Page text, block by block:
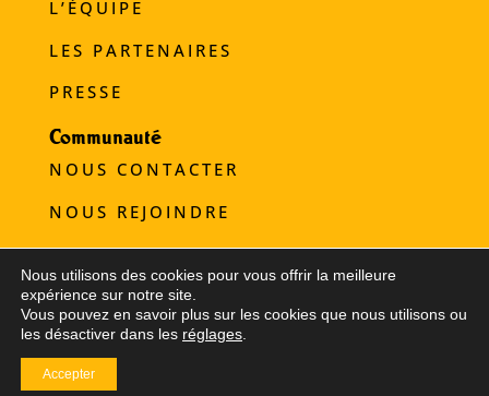
L’ÉQUIPE
LES PARTENAIRES
PRESSE
Communauté
NOUS CONTACTER
NOUS REJOINDRE
NOUS SOUTENIR
Refugee Food © 2025
Mentions légales|Crédits
Nous utilisons des cookies pour vous offrir la meilleure
expérience sur notre site.
Vous pouvez en savoir plus sur les cookies que nous utilisons ou
les désactiver dans les réglages
Accepter